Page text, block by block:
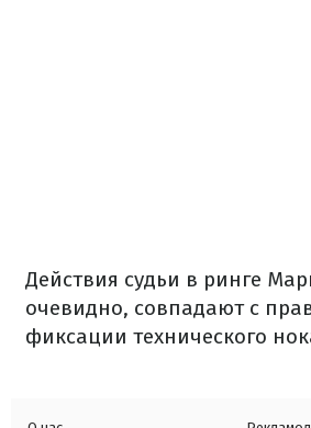
Действия судьи в ринге
очевидно, совпадают с
фиксации технического